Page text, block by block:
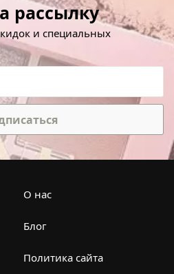
рассылку
и специальных
О нас
Блог
Политика сайта